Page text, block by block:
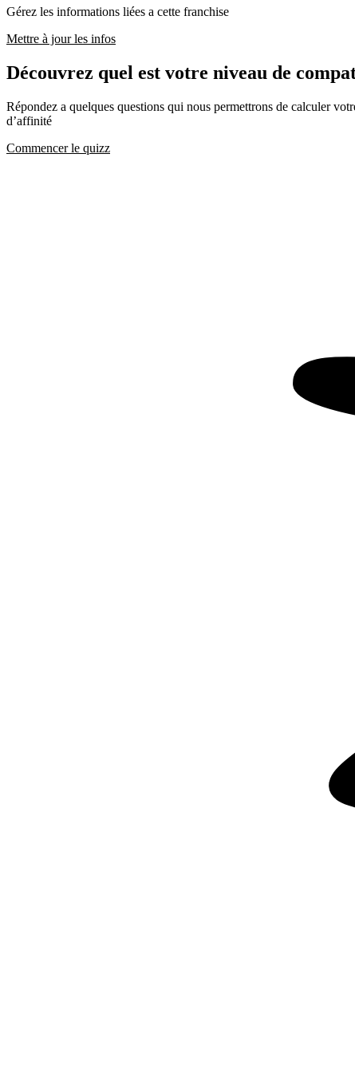
Gérez les informations liées a cette franchise
Mettre à jour les infos
Découvrez quel est votre niveau de
Répondez a quelques questions qui nous permettrons de calculer
d’affinité
Commencer le quizz